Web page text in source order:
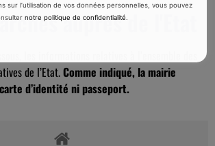
auprès de l'Etat
les informations relatives à l’ensemble des
de l’Etat.Comme indiqué, la mairie
d’identité ni passeport.
sur l’utilisation de vos données personnelles, vous pouvez
notre politique de confidentialité